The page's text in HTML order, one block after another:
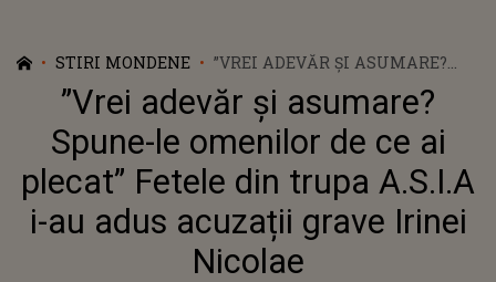
STIRI MONDENE
”VREI ADEVĂR ȘI ASUMARE?
SPUNE-LE OMENILOR DE CE AI
PLECAT” FETELE DIN TRUPA
A.S.I.A I-AU ADUS ACUZAȚII
GRAVE IRINEI NICOLAE
”Vrei adevăr și asumare?
Spune-le omenilor de ce ai
plecat” Fetele din trupa A.S.I.A
i-au adus acuzații grave Irinei
Nicolae